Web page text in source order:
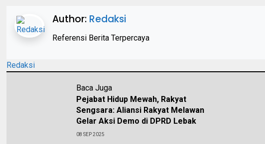
Author: Redaksi
Referensi Berita Terpercaya
Redaksi
Baca Juga
Pejabat Hidup Mewah, Rakyat
Sengsara: Aliansi Rakyat Melawan
Gelar Aksi Demo di DPRD Lebak
08 SEP 2025